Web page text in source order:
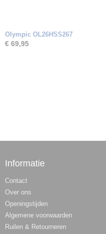
Olympic OL26HSS267
€ 69,95
Informatie
Contact
Over ons
Openingstijden
Algemene voorwaarden
Ruilen & Retourneren